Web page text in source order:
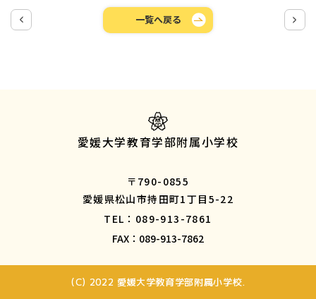
一覧へ戻る
愛媛大学教育学部附属小学校
〒790-0855
愛媛県松山市持田町1丁目5-22
TEL：089-913-7861
FAX：089-913-7862
(C) 2022 愛媛大学教育学部附属小学校.